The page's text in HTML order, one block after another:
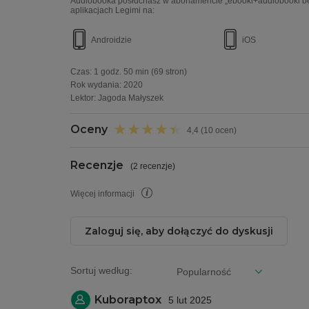
aplikacjach Legimi na:
Androidzie iOS
Czas: 1 godz. 50 min (69 stron)
Rok wydania: 2020
Lektor: Jagoda Małyszek
Oceny 4,4 (10 ocen)
Recenzje (2 recenzje)
Więcej informacji
Zaloguj się, aby dołączyć do dyskusji
Sortuj według:
Kuboraptox 5 lut 2025